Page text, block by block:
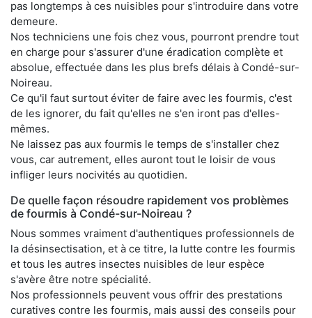
pas longtemps à ces nuisibles pour s'introduire dans votre
demeure.
Nos techniciens une fois chez vous, pourront prendre tout
en charge pour s'assurer d'une éradication complète et
absolue, effectuée dans les plus brefs délais à Condé-sur-
Noireau.
Ce qu'il faut surtout éviter de faire avec les fourmis, c'est
de les ignorer, du fait qu'elles ne s'en iront pas d'elles-
mêmes.
Ne laissez pas aux fourmis le temps de s'installer chez
vous, car autrement, elles auront tout le loisir de vous
infliger leurs nocivités au quotidien.
De quelle façon résoudre rapidement vos problèmes
de fourmis à Condé-sur-Noireau ?
Nous sommes vraiment d'authentiques professionnels de
la désinsectisation, et à ce titre, la lutte contre les fourmis
et tous les autres insectes nuisibles de leur espèce
s'avère être notre spécialité.
Nos professionnels peuvent vous offrir des prestations
curatives contre les fourmis, mais aussi des conseils pour